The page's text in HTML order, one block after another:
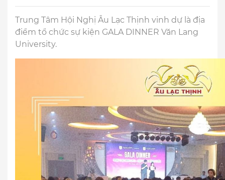
Trung Tâm Hội Nghị Âu Lạc Thịnh vinh dự là địa
điểm tổ chức sự kiện GALA DINNER Văn Lang
University.